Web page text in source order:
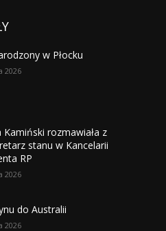
w Płocku
2026
Kamiński rozmawiała z
stanu w Kancelarii
RP
2026
do Australii
2026